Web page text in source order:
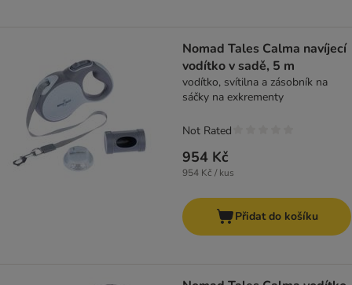
Nomad Tales Calma navíjecí
vodítko v sadě, 5 m
vodítko, svítilna a zásobník na
sáčky na exkrementy
954 Kč
954 Kč / kus
Not Rated
Přidat do košíku